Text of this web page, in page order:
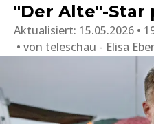
"Der Alte"-Star
Aktualisiert: 15.05.2026 •
von teleschau - Elisa